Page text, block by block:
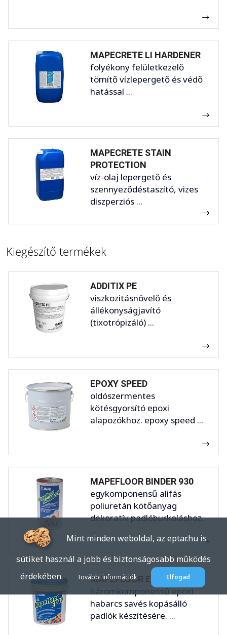
MAPECRETE LI HARDENER
folyékony felületkezelő
tömítő vízlepergető és védő
hatással ...
MAPECRETE STAIN
PROTECTION
víz-olaj lepergető és
szennyeződéstaszító, vizes
diszperziós ...
Kiegészítő termékek
ADDITIX PE
viszkozitásnövelő és
állékonyságjavító
(tixotrópizáló) ...
EPOXY SPEED
oldószermentes
kötésgyorsító epoxi
alapozókhoz. epoxy speed ...
MAPEFLOOR BINDER 930
egykomponensű alifás
poliuretán kötőanyag
dekoratív padlóburkoláshoz.
MAPEFLOOR EP 19
háromkomponensű epoxi
habarcs savés kopásálló
padlók készítésére. ...
Mint minden weboldal, az eptar.hu is
sütiket használ a jobb és biztonságosabb működés
érdekében.
További információk Elfogad